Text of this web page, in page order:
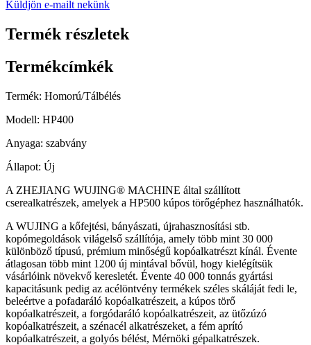
Küldjön e-mailt nekünk
Termék részletek
Termékcímkék
Termék: Homorú/Tálbélés
Modell: HP400
Anyaga: szabvány
Állapot: Új
A ZHEJIANG WUJING® MACHINE által szállított
cserealkatrészek, amelyek a HP500 kúpos törőgéphez használhatók.
A WUJING a kőfejtési, bányászati, újrahasznosítási stb.
kopómegoldások világelső szállítója, amely több mint 30 000
különböző típusú, prémium minőségű kopóalkatrészt kínál. Évente
átlagosan több mint 1200 új mintával bővül, hogy kielégítsük
vásárlóink ​​növekvő keresletét. Évente 40 000 tonnás gyártási
kapacitásunk pedig az acélöntvény termékek széles skáláját fedi le,
beleértve a pofadaráló kopóalkatrészeit, a kúpos törő
kopóalkatrészeit, a forgódaráló kopóalkatrészeit, az ütőzúzó
kopóalkatrészeit, a szénacél alkatrészeket, a fém aprító
kopóalkatrészeit, a golyós bélést, Mérnöki gépalkatrészek.